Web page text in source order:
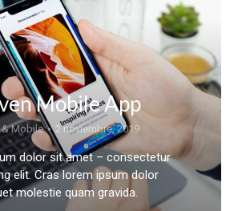
Mobile App
Mobile 2 noviembre, 2019
dolor sit amet – consectetur
elit. Cras lorem ipsum dolor
molestie quam gravida.